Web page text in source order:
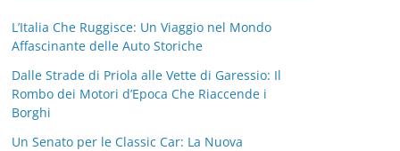
L’Italia Che Ruggisce: Un Viaggio nel Mondo
Affascinante delle Auto Storiche
Dalle Strade di Priola alle Vette di Garessio: Il
Rombo dei Motori d’Epoca Che Riaccende i
Borghi
Un Senato per le Classic Car: La Nuova